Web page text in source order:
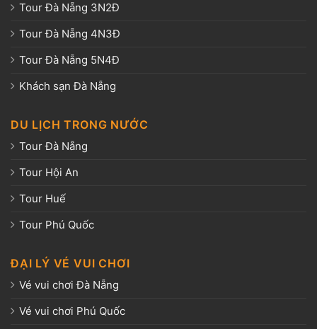
Tour Đà Nẵng 3N2Đ
Tour Đà Nẵng 4N3Đ
Tour Đà Nẵng 5N4Đ
Khách sạn Đà Nẵng
DU LỊCH TRONG NƯỚC
Tour Đà Nẵng
Tour Hội An
Tour Huế
Tour Phú Quốc
ĐẠI LÝ VÉ VUI CHƠI
Vé vui chơi Đà Nẵng
Vé vui chơi Phú Quốc